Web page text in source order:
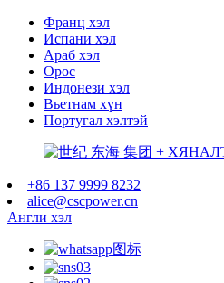
Франц хэл
Испани хэл
Араб хэл
Орос
Индонези хэл
Вьетнам хүн
Португал хэлтэй
+86 137 9999 8232
alice@cscpower.cn
Англи хэл